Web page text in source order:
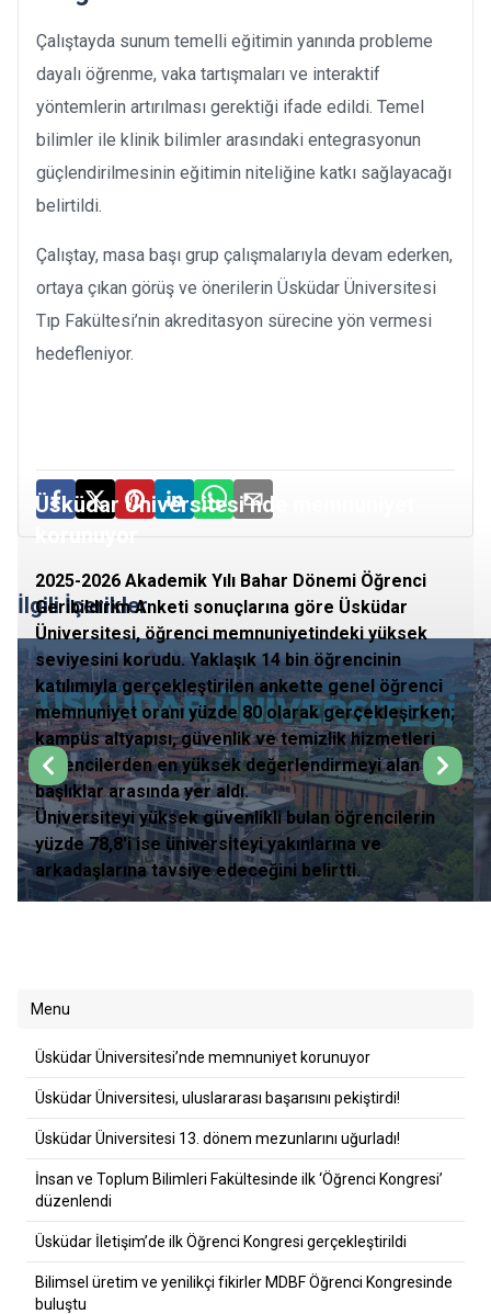
Çalıştayda sunum temelli eğitimin yanında probleme
dayalı öğrenme, vaka tartışmaları ve interaktif
yöntemlerin artırılması gerektiği ifade edildi. Temel
bilimler ile klinik bilimler arasındaki entegrasyonun
güçlendirilmesinin eğitimin niteliğine katkı sağlayacağı
belirtildi.
Çalıştay, masa başı grup çalışmalarıyla devam ederken,
ortaya çıkan görüş ve önerilerin Üsküdar Üniversitesi
Tıp Fakültesi’nin akreditasyon sürecine yön vermesi
hedefleniyor.
İlgili İçerikler
Üsküdar Üniversitesi’nde memnuniyet
korunuyor
2025-2026 Akademik Yılı Bahar Dönemi Öğrenci
Geribildirim Anketi sonuçlarına göre Üsküdar
Üniversitesi, öğrenci memnuniyetindeki yüksek
seviyesini korudu. Yaklaşık 14 bin öğrencinin
katılımıyla gerçekleştirilen ankette genel öğrenci
memnuniyet oranı yüzde 80 olarak gerçekleşirken;
kampüs altyapısı, güvenlik ve temizlik hizmetleri
öğrencilerden en yüksek değerlendirmeyi alan
başlıklar arasında yer aldı.
Üniversiteyi yüksek güvenlikli bulan öğrencilerin
yüzde 78,8'i ise üniversiteyi yakınlarına ve
arkadaşlarına tavsiye edeceğini belirtti.
Menu
Üsküdar Üniversitesi’nde memnuniyet korunuyor
Üsküdar Üniversitesi, uluslararası başarısını pekiştirdi!
Üsküdar Üniversitesi 13. dönem mezunlarını uğurladı!
İnsan ve Toplum Bilimleri Fakültesinde ilk ‘Öğrenci Kongresi’
düzenlendi
Üsküdar İletişim’de ilk Öğrenci Kongresi gerçekleştirildi
Bilimsel üretim ve yenilikçi fikirler MDBF Öğrenci Kongresinde
buluştu